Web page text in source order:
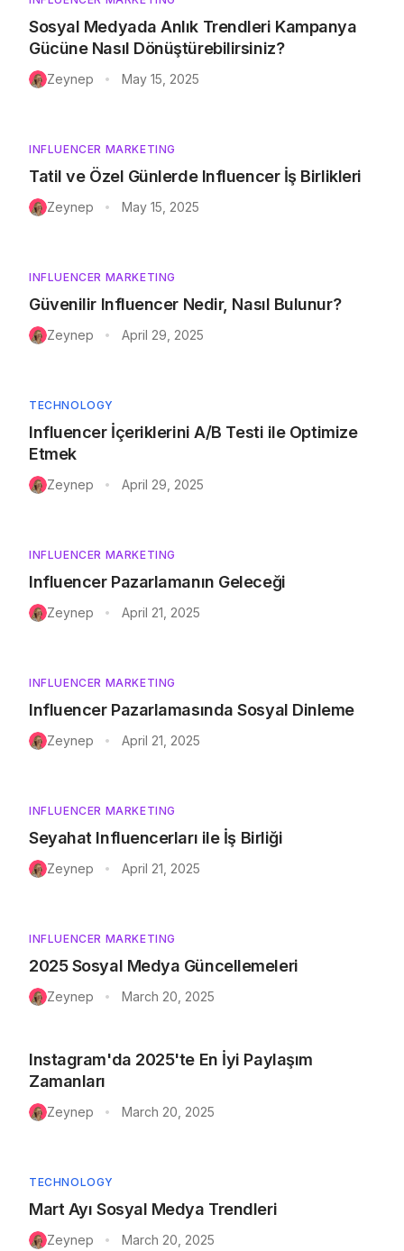
Sosyal Medyada Anlık Trendleri Kampanya
Gücüne Nasıl Dönüştürebilirsiniz?
Zeynep • May 15, 2025
INFLUENCER MARKETING
Tatil ve Özel Günlerde Influencer İş Birlikleri
Zeynep • May 15, 2025
INFLUENCER MARKETING
Güvenilir Influencer Nedir, Nasıl Bulunur?
Zeynep • April 29, 2025
TECHNOLOGY
Influencer İçeriklerini A/B Testi ile Optimize
Etmek
Zeynep • April 29, 2025
INFLUENCER MARKETING
Influencer Pazarlamanın Geleceği
Zeynep • April 21, 2025
INFLUENCER MARKETING
Influencer Pazarlamasında Sosyal Dinleme
Zeynep • April 21, 2025
INFLUENCER MARKETING
Seyahat Influencerları ile İş Birliği
Zeynep • April 21, 2025
INFLUENCER MARKETING
2025 Sosyal Medya Güncellemeleri
Zeynep • March 20, 2025
Instagram'da 2025'te En İyi Paylaşım
Zamanları
Zeynep • March 20, 2025
TECHNOLOGY
Mart Ayı Sosyal Medya Trendleri
Zeynep • March 20, 2025